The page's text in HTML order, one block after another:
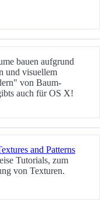
bauen aufgrund
und visuellem
von Baum-
auch für OS X!
and Patterns
Tutorials, zum
von Texturen.